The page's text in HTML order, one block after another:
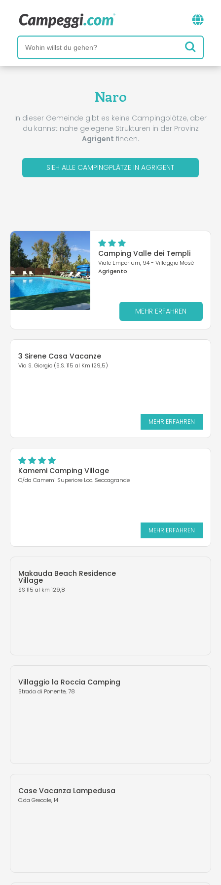
Naro
In dieser Gemeinde gibt es keine Campingplätze, aber
du kannst nahe gelegene Strukturen in der Provinz
Agrigent finden.
SIEH ALLE CAMPINGPLÄTZE IN AGRIGENT
Camping Valle dei Templi
Viale Emporium, 94 - Villaggio Mosè
Agrigento
MEHR ERFAHREN
3 Sirene Casa Vacanze
Via S. Giorgio (S.S. 115 al Km 129,5)
MEHR ERFAHREN
Kamemi Camping Village
C/da Camemi Superiore Loc. Seccagrande
MEHR ERFAHREN
Makauda Beach Residence
Village
SS 115 al km 129,8
Villaggio la Roccia Camping
Strada di Ponente, 78
Case Vacanza Lampedusa
C.da Grecale, 14